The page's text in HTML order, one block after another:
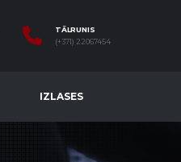
TĀLRUNIS
(+371) 22067454
IZLASES